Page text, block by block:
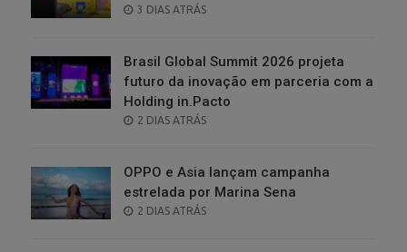
POSTED
3 DIAS ATRÁS
Brasil Global Summit 2026 projeta
futuro da inovação em parceria com a
Holding in.Pacto
POSTED
2 DIAS ATRÁS
OPPO e Asia lançam campanha
estrelada por Marina Sena
POSTED
2 DIAS ATRÁS